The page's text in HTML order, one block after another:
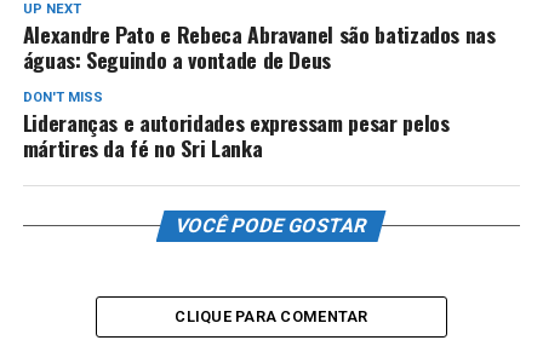
UP NEXT
Alexandre Pato e Rebeca Abravanel são batizados nas
águas: Seguindo a vontade de Deus
DON'T MISS
Lideranças e autoridades expressam pesar pelos
mártires da fé no Sri Lanka
VOCÊ PODE GOSTAR
CLIQUE PARA COMENTAR